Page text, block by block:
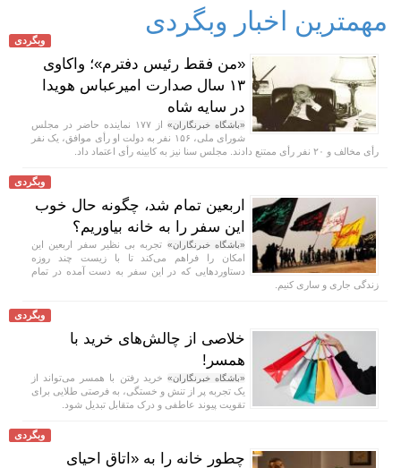
مهمترین اخبار وبگردی
وبگردی
«من فقط رئیس دفترم»؛ واکاوی
۱۳ سال صدارت امیرعباس هویدا
در سایه شاه
«باشگاه خبرنگاران»
از ۱۷۷ نماینده حاضر در مجلس
شورای ملی، ۱۵۶ نفر به دولت او رأی موافق، یک نفر
رأی مخالف و ۲۰ نفر رأی ممتنع دادند. مجلس سنا نیز به کابینه رأی اعتماد داد.
وبگردی
اربعین تمام شد، چگونه حال خوب
این سفر را به خانه بیاوریم؟
«باشگاه خبرنگاران» تجربه بی نظیر سفر اربعین این
امکان را فراهم می‌کند تا با زیست چند روزه
دستاورد‌هایی که در این سفر به دست آمده در تمام
زندگی جاری و ساری کنیم.
وبگردی
خلاصی از چالش‌های خرید با
همسر!
«باشگاه خبرنگاران» خرید رفتن با همسر می‌تواند از
یک تجربه پر از تنش و خستگی، به فرصتی طلایی برای
تقویت پیوند عاطفی و درک متقابل تبدیل شود.
وبگردی
چطور خانه را به «اتاق احیای